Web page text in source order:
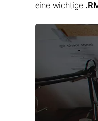
eine wichtige